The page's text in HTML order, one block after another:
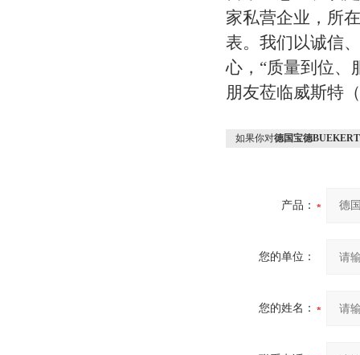
家私营企业，所
表。我们以诚信
心，“质量到位、
朋友莅临威斯特
如果你对德国宝德
产品：
您的单位：
您的姓名：